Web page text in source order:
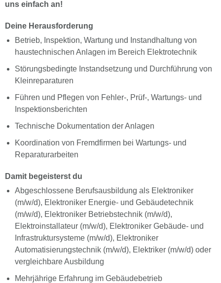
uns einfach an!
Deine Herausforderung
Betrieb, Inspektion, Wartung und Instandhaltung von
haustechnischen Anlagen im Bereich Elektrotechnik
Störungsbedingte Instandsetzung und Durchführung von
Kleinreparaturen
Führen und Pflegen von Fehler-, Prüf-, Wartungs- und
Inspektionsberichten
Technische Dokumentation der Anlagen
Koordination von Fremdfirmen bei Wartungs- und
Reparaturarbeiten
Damit begeisterst du
Abgeschlossene Berufsausbildung als Elektroniker
(m/w/d), Elektroniker Energie- und Gebäudetechnik
(m/w/d), Elektroniker Betriebstechnik (m/w/d),
Elektroinstallateur (m/w/d), Elektroniker Gebäude- und
Infrastruktursysteme (m/w/d), Elektroniker
Automatisierungstechnik (m/w/d), Elektriker (m/w/d) oder
vergleichbare Ausbildung
Mehrjährige Erfahrung im Gebäudebetrieb